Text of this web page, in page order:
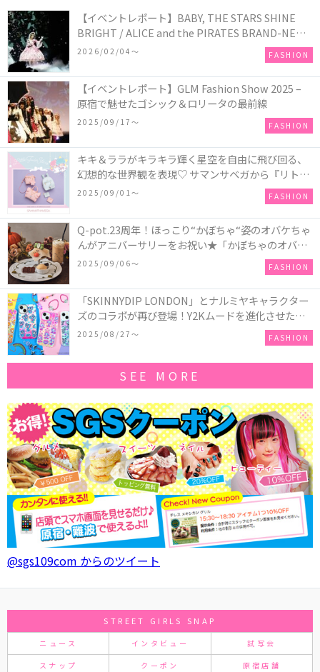
【イベントレポート】BABY, THE STARS SHINE
BRIGHT / ALICE and the PIRATES BRAND-NEW
COLLECTION in TOKYO
2026/02/04〜 FASHION
【イベントレポート】GLM Fashion Show 2025 –
原宿で魅せたゴシック＆ロリータの最前線
2025/09/17〜 FASHION
キキ＆ララがキラキラ輝く星空を自由に飛び回る、
幻想的な世界観を表現♡ サマンサベガから『リトル
ツインスターズ』50周年アニバーサリーイヤー』を
2025/09/01〜 FASHION
Q-pot.23周年！ほっこり“かぼちゃ“姿のオバケちゃ
んがアニバーサリーをお祝い★「かぼちゃのオバケ
ーキアクセサリー」が新発売！Q-pot CAFE.では
「かぼちゃのオバケーキプレート」も登場
2025/09/06〜 FASHION
「SKINNYDIP LONDON」とナルミヤキャラクター
ズのコラボが再び登場！Y2Kムードを進化させた新
作コレクションを発売♪
2025/08/27〜 FASHION
SEE MORE
@sgs109com からのツイート
STREET GIRLS SNAP
ニュース インタビュー 試写会
スナップ クーポン 原宿店舗